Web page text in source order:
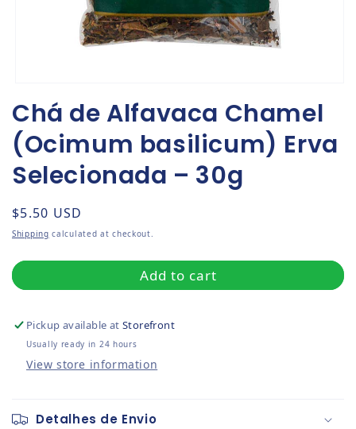
Chá de Alfavaca Chamel
(Ocimum basilicum) Erva
Selecionada – 30g
Regular price
$5.50 USD
Shipping calculated at checkout.
Add to cart
Pickup available atStorefront
Usually ready in 24 hours
View store information
Detalhes de Envio